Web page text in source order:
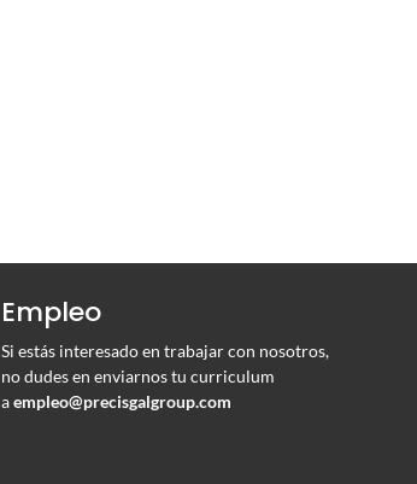
Empleo
Si estás interesado en trabajar con nosotros,
no dudes en enviarnos tu curriculum
aempleo@precisgalgroup.com